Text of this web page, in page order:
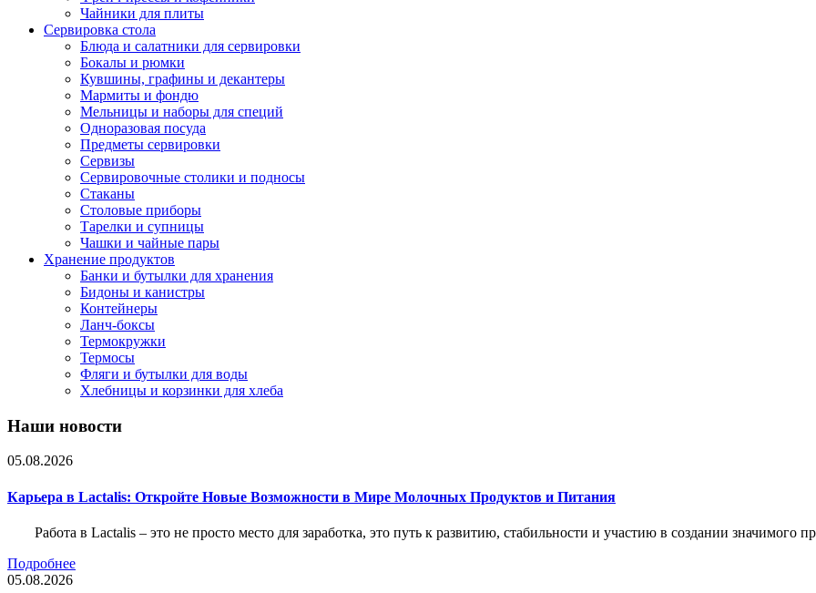
Чайники для плиты
Сервировка стола
Блюда и салатники для сервировки
Бокалы и рюмки
Кувшины, графины и декантеры
Мармиты и фондю
Мельницы и наборы для специй
Одноразовая посуда
Предметы сервировки
Сервизы
Сервировочные столики и подносы
Стаканы
Столовые приборы
Тарелки и супницы
Чашки и чайные пары
Хранение продуктов
Банки и бутылки для хранения
Бидоны и канистры
Контейнеры
Ланч-боксы
Термокружки
Термосы
Фляги и бутылки для воды
Хлебницы и корзинки для хлеба
Наши новости
05.08.2026
Карьера в Lactalis: Откройте Новые Возможности в Мире Молочных Продуктов и Питания
Работа в Lactalis – это не просто место для заработка, это путь к развитию, стабильности и участию в создании значимого
Подробнее
05.08.2026